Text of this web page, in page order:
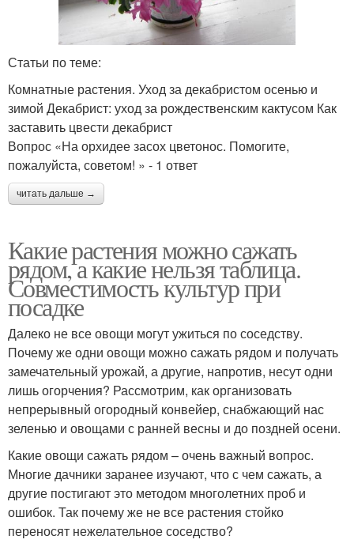
Статьи по теме:
Комнатные растения. Уход за декабристом осенью и
зимой Декабрист: уход за рождественским кактусом Как
заставить цвести декабрист
Вопрос «На орхидее засох цветонос. Помогите,
пожалуйста, советом! » - 1 ответ
читать дальше →
Какие растения можно сажать
рядом, а какие нельзя таблица.
Совместимость культур при
посадке
Далеко не все овощи могут ужиться по соседству.
Почему же одни овощи можно сажать рядом и получать
замечательный урожай, а другие, напротив, несут одни
лишь огорчения? Рассмотрим, как организовать
непрерывный огородный конвейер, снабжающий нас
зеленью и овощами с ранней весны и до поздней осени.
Какие овощи сажать рядом – очень важный вопрос.
Многие дачники заранее изучают, что с чем сажать, а
другие постигают это методом многолетних проб и
ошибок. Так почему же не все растения стойко
переносят нежелательное соседство?